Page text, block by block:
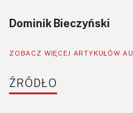
Dominik Bieczyński
ZOBACZ WIĘCEJ ARTYKUŁÓW
ŹRÓDŁO